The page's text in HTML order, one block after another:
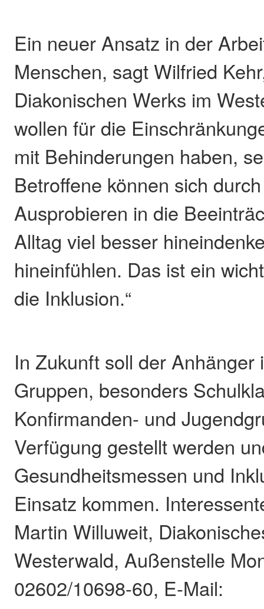
Ein neuer Ansatz in der
Menschen, sagt Wilfried
Diakonischen Werks im
wollen für die
mit Behinderungen haben,
Betroffene können sich
Ausprobieren in die
Alltag viel besser
hineinfühlen. Das ist ein
die Inklusion.“
In Zukunft soll der Anhänger
Gruppen, besonders
Konfirmanden- und
Verfügung gestellt werden
Gesundheitsmessen und
Einsatz kommen.
Martin Willuweit,
Westerwald, Außenstelle
02602/10698-60, E-Mail: